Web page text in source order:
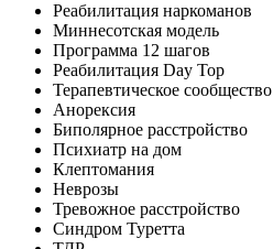
Реабилитация наркоманов
Миннесотская модель
Программа 12 шагов
Реабилитация Day Top
Терапевтическое сообщество
Анорексия
Биполярное расстройство
Психиатр на дом
Клептомания
Неврозы
Тревожное расстройство
Синдром Туретта